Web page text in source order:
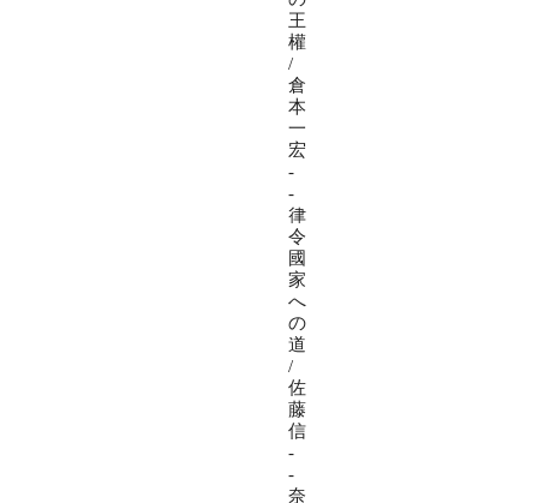
王
權
/
倉
本
一
宏
-
-
律
令
國
家
へ
の
道
/
佐
藤
信
-
-
奈